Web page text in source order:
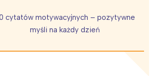
cytatów motywacyjnych – pozytywne
myśli na każdy dzień